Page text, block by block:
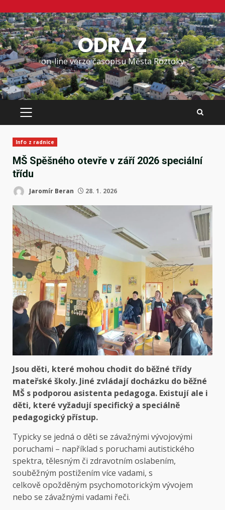
Skip
to
content
ODRAZ
on-line verze časopisu Města Roztoky
PRIMARY
Info z radnice
MŠ Spěšného otevře v září 2026 speciální
třídu
Jaromír Beran 28. 1. 2026
Jsou děti, které mohou chodit do běžné třídy
mateřské školy. Jiné zvládají docházku do běžné
MŠ s podporou asistenta pedagoga. Existují ale i
děti, které vyžadují specifický a speciálně
pedagogický přístup.
Typicky se jedná o děti se závažnými vývojovými
poruchami – například s poruchami autistického
spektra, tělesným či zdravotním oslabením,
souběžným postižením více vadami, s
celkově opožděným psychomotorickým vývojem
nebo se závažnými vadami řeči.